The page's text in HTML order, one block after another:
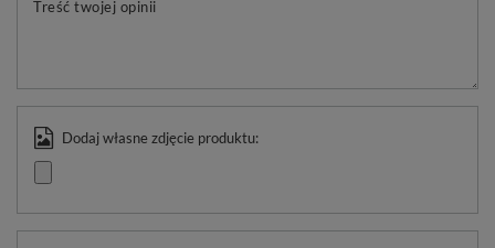
Treść twojej opinii
Dodaj własne zdjęcie produktu: